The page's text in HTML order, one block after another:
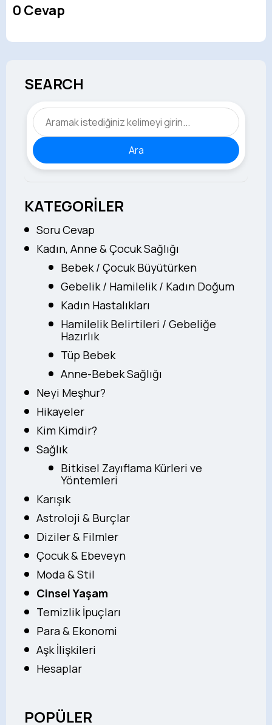
0 Cevap
SEARCH
Ara
KATEGORİLER
Soru Cevap
Kadın, Anne & Çocuk Sağlığı
Bebek / Çocuk Büyütürken
Gebelik / Hamilelik / Kadın Doğum
Kadın Hastalıkları
Hamilelik Belirtileri / Gebeliğe
Hazırlık
Tüp Bebek
Anne-Bebek Sağlığı
Neyi Meşhur?
Hikayeler
Kim Kimdir?
Sağlık
Bitkisel Zayıflama Kürleri ve
Yöntemleri
Karışık
Astroloji & Burçlar
Diziler & Filmler
Çocuk & Ebeveyn
Moda & Stil
Cinsel Yaşam
Temizlik İpuçları
Para & Ekonomi
Aşk İlişkileri
Hesaplar
POPÜLER